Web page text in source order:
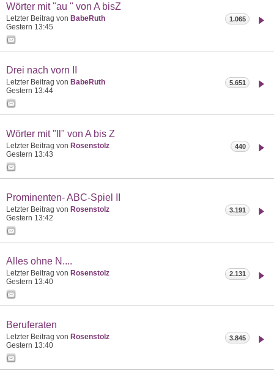
Wörter mit "au " von A bisZ
Letzter Beitrag von BabeRuth
Gestern 13:45
1.065
Drei nach vorn II
Letzter Beitrag von BabeRuth
Gestern 13:44
5.651
Wörter mit "ll" von A bis Z
Letzter Beitrag von Rosenstolz
Gestern 13:43
440
Prominenten- ABC-Spiel II
Letzter Beitrag von Rosenstolz
Gestern 13:42
3.191
Alles ohne N....
Letzter Beitrag von Rosenstolz
Gestern 13:40
2.131
Beruferaten
Letzter Beitrag von Rosenstolz
Gestern 13:40
3.845